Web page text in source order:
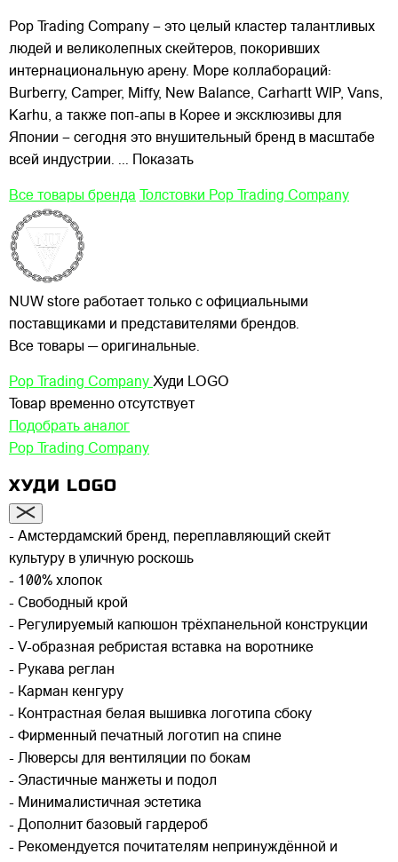
Pop Trading Company – это целый кластер талантливых
людей и великолепных скейтеров, покоривших
интернациональную арену. Море коллабораций:
Burberry, Camper, Miffy, New Balance, Carhartt WIP, Vans,
Karhu, а также поп-апы в Корее и эксклюзивы для
Японии – сегодня это внушительный бренд в масштабе
всей индустрии. ... Показать
Все товары бренда Толстовки Pop Trading Company
NUW store работает только с официальными
поставщиками и представителями брендов.
Все товары — оригинальные.
Pop Trading Company Худи LOGO
Товар временно отсутствует
Подобрать аналог
Pop Trading Company
ХУДИ LOGO
- Амстердамский бренд, переплавляющий скейт
культуру в уличную роскошь
- 100% хлопок
- Свободный крой
- Регулируемый капюшон трёхпанельной конструкции
- V-образная ребристая вставка на воротнике
- Рукава реглан
- Карман кенгуру
- Контрастная белая вышивка логотипа сбоку
- Фирменный печатный логотип на спине
- Люверсы для вентиляции по бокам
- Эластичные манжеты и подол
- Минималистичная эстетика
- Дополнит базовый гардероб
- Рекомендуется почитателям непринуждённой и